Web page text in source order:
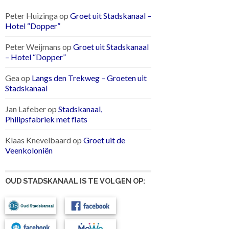
Peter Huizingaop Groet uit Stadskanaal –
Hotel “Dopper”
Peter Weijmans op Groet uit Stadskanaal
– Hotel “Dopper”
Geaop Langs den Trekweg – Groeten uit
Stadskanaal
Jan Lafeberop Stadskanaal,
Philipsfabriek met flats
Klaas Knevelbaardop Groet uit de
Veenkoloniën
OUD STADSKANAAL IS TE VOLGEN OP: